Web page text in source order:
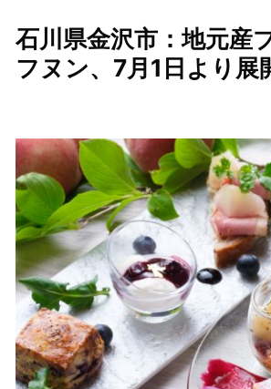
石川県金沢市：地元産
フヌン、7月1日より展